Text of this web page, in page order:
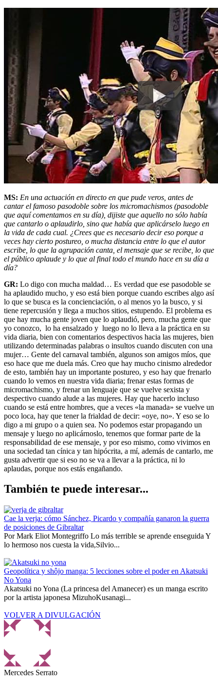
MS: En una actuación en directo en que pude veros, antes de
cantar el famoso pasodoble sobre los micromachismos (pasodoble
que aquí comentamos en su día), dijiste que aquello no sólo había
que cantarlo o aplaudirlo, sino que había que aplicárselo luego en
la vida de cada cual. ¿Crees que es necesario decir eso porque a
veces hay cierto postureo, o mucha distancia entre lo que el autor
escribe, lo que la agrupación canta, el mensaje que se recibe, lo que
el público aplaude y lo que al final todo el mundo hace en su día a
día?
GR: Lo digo con mucha maldad… Es verdad que ese pasodoble se
ha aplaudido mucho, y eso está bien porque cuando escribes algo así
lo que se busca es la concienciación, o al menos yo la busco, y si
tiene repercusión y llega a muchos sitios, estupendo. El problema es
que hay mucha gente joven que lo aplaudió, pero, mucha gente que
yo conozco, lo ha ensalzado y luego no lo lleva a la práctica en su
vida diaria, bien con comentarios despectivos hacia las mujeres, bien
utilizando determinadas palabras o insultos cuando discuten con una
mujer… Gente del carnaval también, algunos son amigos míos, que
eso hace que me duela más. Creo que hay mucho cinismo alrededor
de esto, también hay un importante postureo, y eso hay que frenarlo
cuando lo vemos en nuestra vida diaria; frenar estas formas de
micromachismo, y frenar un lenguaje que se vuelve sexista y
despectivo cuando alude a las mujeres. Hay que hacerlo incluso
cuando se está entre hombres, que a veces «la manada» se vuelve un
poco loca, hay que tener la frialdad de decir: «oye, no». Y eso se lo
digo a mi grupo o a quien sea. No podemos estar propagando un
mensaje y luego no aplicárnoslo, tenemos que formar parte de la
responsabilidad de ese mensaje, y por eso mismo, como vivimos en
una sociedad tan cínica y tan hipócrita, a mí, además de cantarlo, me
gusta advertir que si eso no se va a llevar a la práctica, ni lo
aplaudas, porque nos estás engañando.
También te puede interesar...
Cae la verja: cómo Sánchez, Picardo y compañía ganaron la guerra
de posiciones de Gibraltar
Por Mark Eliot Montegriffo Lo más terrible se aprende enseguida Y
lo hermoso nos cuesta la vida,Silvio...
Geopolítica y shôjo manga: 5 lecciones sobre el poder en Akatsuki
No Yona
Akatsuki no Yona (La princesa del Amanecer) es un manga escrito
por la artista japonesa MizuhoKusanagi...
VOLVER A DIVULGACIÓN
Mercedes Serrato